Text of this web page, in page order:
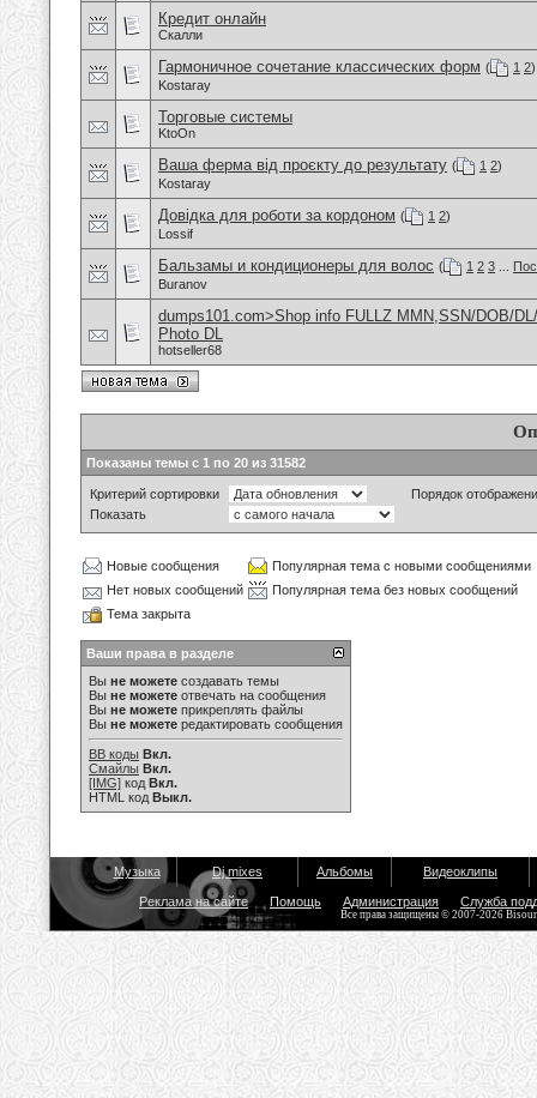
Кредит онлайн
Скалли
Гармоничное сочетание классических форм ( 1 2)
Kostaray
Торговые системы
KtoOn
Ваша ферма від проєкту до результату ( 1 2)
Kostaray
Довідка для роботи за кордоном ( 1 2)
Lossif
Бальзамы и кондиционеры для волос ( 1 2 3
Buranov
dumps101.com>Shop info FULLZ MMN,SSN/DOB/
Photo DL
hotseller68
Показаны темы с 1 по 20 из 31582
Критерий сортировки
Порядок
Показать
Новые сообщения
Популярная тема с новыми сообщениями
Нет новых сообщений
Популярная тема без новых сообщений
Тема закрыта
Ваши права в разделе
Вы не можете создавать темы
Вы не можете отвечать на сообщения
Вы не можете прикреплять файлы
Вы не можете редактировать сообщения
BB коды Вкл.
Смайлы Вкл.
[IMG] код Вкл.
HTML код Выкл.
Музыка Dj mixes Альбомы Видеоклипы
Реклама на сайте Помощь Администрация Служба
Все права защищены © 2007-2026